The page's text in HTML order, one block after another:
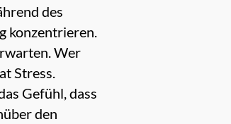
des
konzentrieren.
Wer
Stress.
Gefühl, dass
den